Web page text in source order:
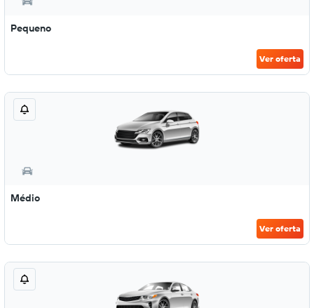
Pequeno
Ver oferta
Médio
Ver oferta